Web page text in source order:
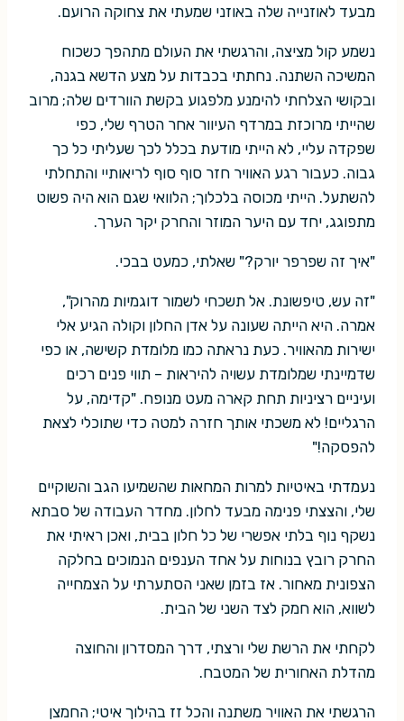
מבעד לאוזנייה שלה באוזני שמעתי את צחוקה הרועם.
נשמע קול מציצה, והרגשתי את העולם מתהפך כשכוח
המשיכה השתנה. נחתתי בכבדות על מצע הדשא בגנה,
ובקושי הצלחתי להימנע מלפגוע בקשת הוורדים שלה; מרוב
שהייתי מרוכזת במרדף העיוור אחר הטרף שלי, כפי
שפקדה עליי, לא הייתי מודעת בכלל לכך שעליתי כל כך
גבוה. כעבור רגע האוויר חזר סוף סוף לריאותיי והתחלתי
להשתעל. הייתי מכוסה בלכלוך; הלוואי שגם הוא היה פשוט
מתפוגג, יחד עם היער המוזר והחרק יקר הערך.
"איך זה שפרפר יורק?" שאלתי, כמעט בבכי.
"זה עש, טיפשונת. אל תשכחי לשמור דוגמיות מהרוק",
אמרה. היא הייתה שעונה על אדן החלון וקולה הגיע אלי
ישירות מהאוויר. כעת נראתה כמו מלומדת קשישה, או כפי
שדמיינתי שמלומדת עשויה להיראות – תווי פנים רכים
ועיניים רציניות תחת קארה מעט מנופח. "קדימה, על
הרגליים! לא משכתי אותך חזרה למטה כדי שתוכלי לצאת
להפסקה!"
נעמדתי באיטיות למרות המחאות שהשמיעו הגב והשוקיים
שלי, והצצתי פנימה מבעד לחלון. מחדר העבודה של סבתא
נשקף נוף בלתי אפשרי של כל חלון בבית, ואכן ראיתי את
החרק רובץ בנוחות על אחד הענפים הנמוכים בחלקה
הצפונית מאחור. אז בזמן שאני הסתערתי על הצמחייה
לשווא, הוא חמק לצד השני של הבית.
לקחתי את הרשת שלי ורצתי, דרך המסדרון והחוצה
מהדלת האחורית של המטבח.
הרגשתי את האוויר משתנה והכל זז בהילוך איטי; החמצן